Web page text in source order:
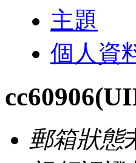
主題
個人資
cc60906
郵箱狀態